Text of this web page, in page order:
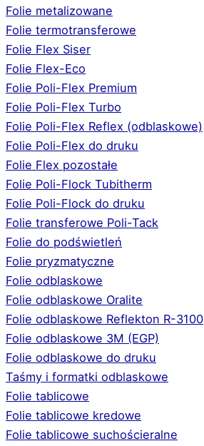
Folie metalizowane
Folie termotransferowe
Folie Flex Siser
Folie Flex-Eco
Folie Poli-Flex Premium
Folie Poli-Flex Turbo
Folie Poli-Flex Reflex (odblaskowe)
Folie Poli-Flex do druku
Folie Flex pozostałe
Folie Poli-Flock Tubitherm
Folie Poli-Flock do druku
Folie transferowe Poli-Tack
Folie do podświetleń
Folie pryzmatyczne
Folie odblaskowe
Folie odblaskowe Oralite
Folie odblaskowe Reflekton R-3100
Folie odblaskowe 3M (EGP)
Folie odblaskowe do druku
Taśmy i formatki odblaskowe
Folie tablicowe
Folie tablicowe kredowe
Folie tablicowe suchościeralne